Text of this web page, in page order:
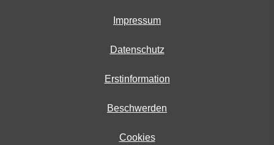
Impressum
Datenschutz
Erstinformation
Beschwerden
Cookies